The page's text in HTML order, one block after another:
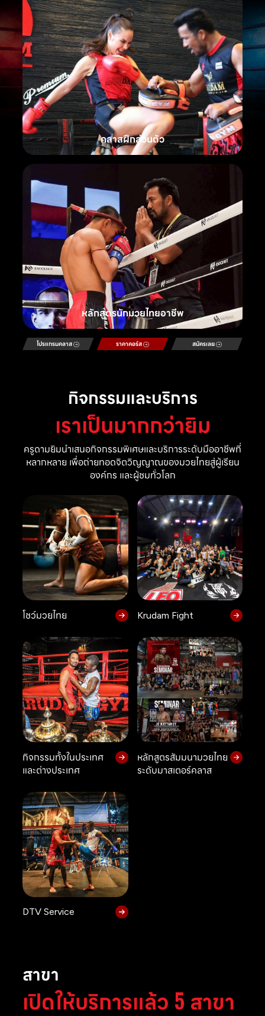
คลาสฝึกส่วนตัว
หลักสูตรนักมวยไทยอาชีพ
โปรแกรมคลาส ราคาคอร์ส สมัครเลย
กิจกรรมและบริการ
เราเป็นมากกว่ายิม
ครูดามยิมนำเสนอกิจกรรมพิเศษและบริการระดับมืออาชีพที่
หลากหลาย เพื่อถ่ายทอดจิตวิญญาณของมวยไทยสู่ผู้เรียน
องค์กร และผู้ชมทั่วโลก
โชว์มวยไทย Krudam Fight
กิจกรรมทั้งในประเทศ
และต่างประเทศ
หลักสูตรสัมมนามวยไทย
ระดับมาสเตอร์คลาส
DTV Service
สาขา
เปิดให้บริการแล้ว 5 สาขา